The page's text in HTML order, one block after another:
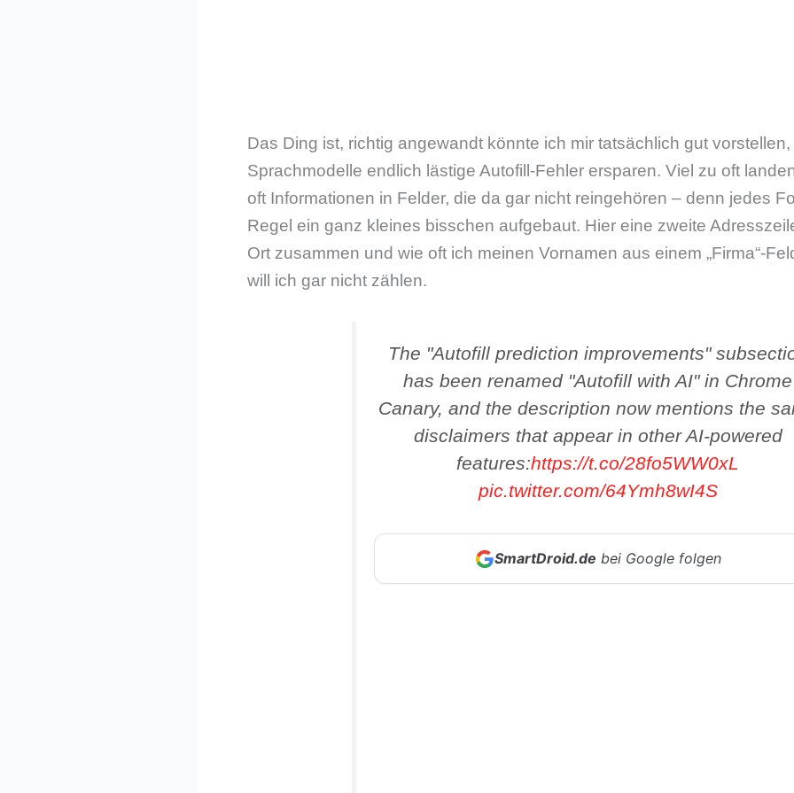
Das Ding ist, richtig angewandt könnte ich mir tatsächlich gut
Sprachmodelle endlich lästige Autofill-Fehler ersparen. Viel zu oft
oft Informationen in Felder, die da gar nicht reingehören – denn jedes
Regel ein ganz kleines bisschen aufgebaut. Hier eine zweite
Ort zusammen und wie oft ich meinen Vornamen aus einem „Firma“-
will ich gar nicht zählen.
The "Autofill prediction improvements"
has been renamed "Autofill with AI" in Chrome
Canary, and the description now mentions the
disclaimers that appear in other AI-powered
features:https://t.co/28fo5WW0xL
pic.twitter.com/64Ymh8wI4S
SmartDroid.de bei Google folgen